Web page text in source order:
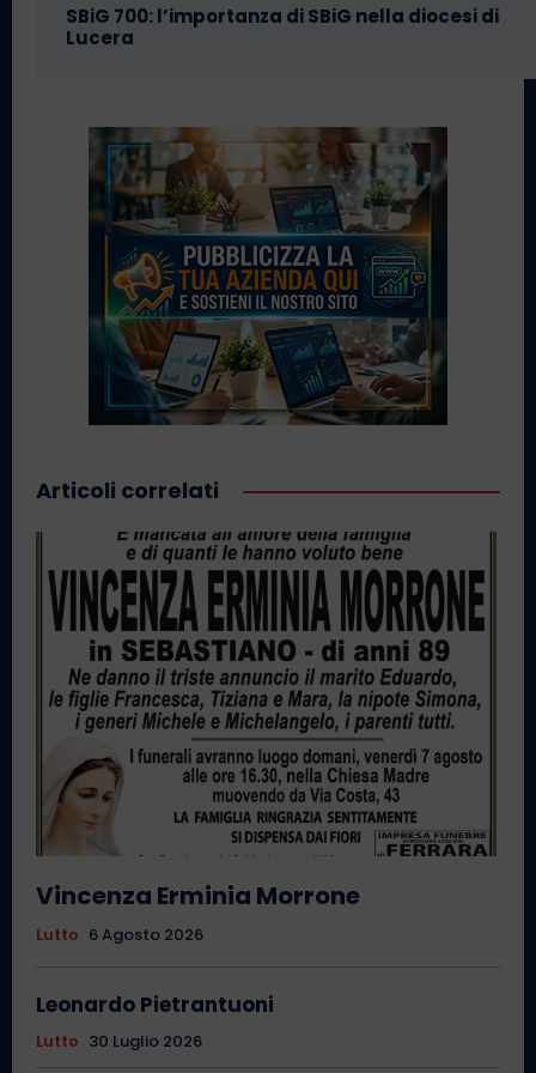
SBiG 700: l’importanza di SBiG nella diocesi di
Lucera
Articoli correlati
Vincenza Erminia Morrone
Lutto 6 Agosto 2026
Leonardo Pietrantuoni
Lutto 30 Luglio 2026